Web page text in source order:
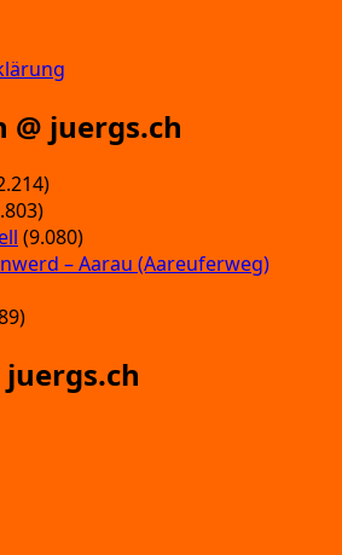
@ juergs.ch
(9.080)
– Aarau (Aareuferweg)